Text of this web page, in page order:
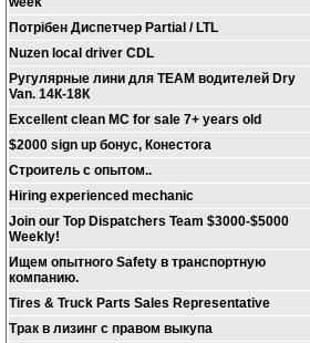
Потрібен Диспетчер Partial / LTL
Nuzen local driver CDL
Ругулярные лини для TEAM водителей Dry
Van. 14К-18К
Excellent clean MC for sale 7+ years old
$2000 sign up бонус, Конестога
Строитель с опытом..
Hiring experienced mechanic
Join our Top Dispatchers Team $3000-$5000
Weekly!
Ищем опытного Safety в транспортную
компанию.
Tires & Truck Parts Sales Representative
Трак в лизинг с правом выкупа